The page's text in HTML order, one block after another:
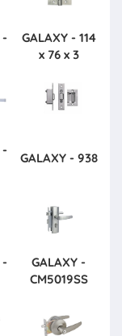
-
GALAXY - 114
x 76 x 3
-
GALAXY - 938
-
GALAXY -
CM5019SS